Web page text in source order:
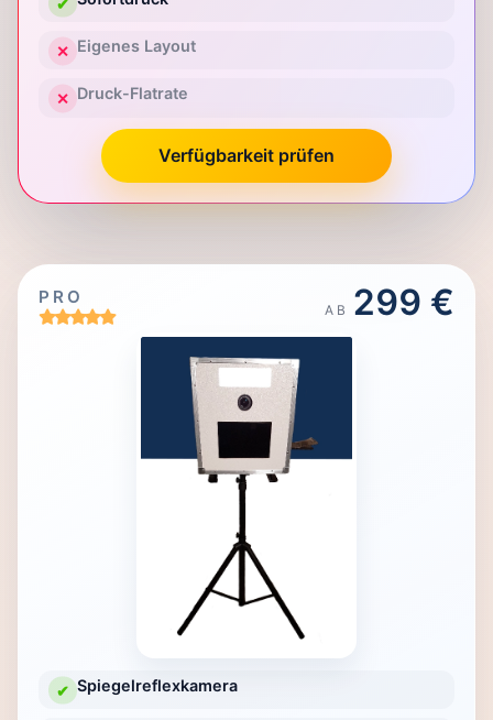
✕ Eigenes Layout
✕ Druck-Flatrate
Verfügbarkeit prüfen
PRO
AB 299 €
✔ Spiegelreflexkamera